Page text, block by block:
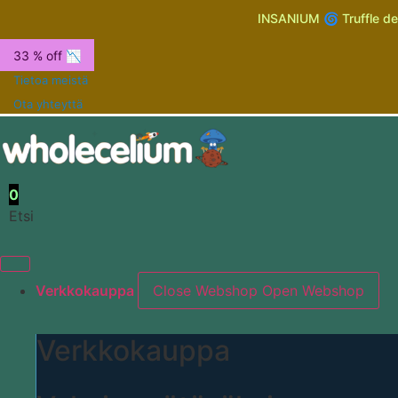
INSANIUM 🌀 Truffle
33 % off 📉
Tietoa meistä
Ota yhteyttä
0
Etsi
Verkkokauppa Close Webshop Open Webshop
Verkkokauppa